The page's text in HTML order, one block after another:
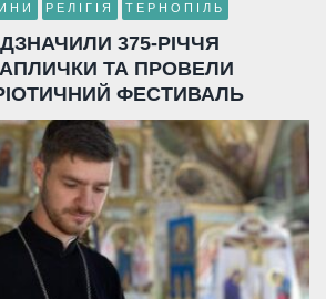
РЕЛІГІЯ ТЕРНОПІЛЬ
375-РІЧЧЯ
ТА ПРОВЕЛИ
ФЕСТИВАЛЬ